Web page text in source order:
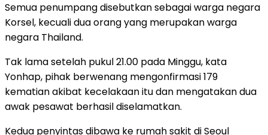
Semua penumpang disebutkan sebagai warga negara
Korsel, kecuali dua orang yang merupakan warga
negara Thailand.
Tak lama setelah pukul 21.00 pada Minggu, kata
Yonhap, pihak berwenang mengonfirmasi 179
kematian akibat kecelakaan itu dan mengatakan dua
awak pesawat berhasil diselamatkan.
Kedua penyintas dibawa ke rumah sakit di Seoul